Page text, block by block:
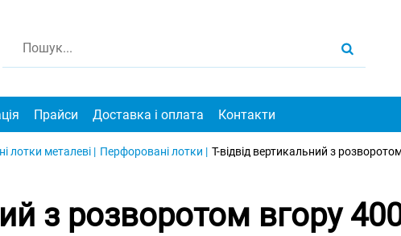
Прайси Доставка і оплата Контакти
лотки металеві | Перфоровані лотки | Т-відвід вертикальний з
з розворотом вгору